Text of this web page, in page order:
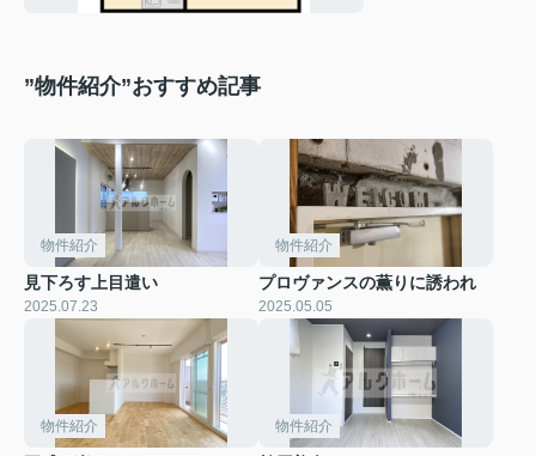
”物件紹介”おすすめ記事
物件紹介
見下ろす上目遣い
2025.07.23
物件紹介
プロヴァンスの薫りに誘われ
2025.05.05
物件紹介 物件紹介